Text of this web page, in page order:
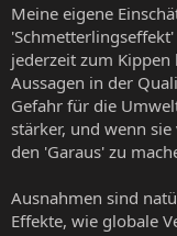
Meine eigene
jederzeit zum
Aussagen in der
Gefahr für die
stärker, und wenn
den 'Garaus' zu
Ausnahmen sind
Effekte, wie globale